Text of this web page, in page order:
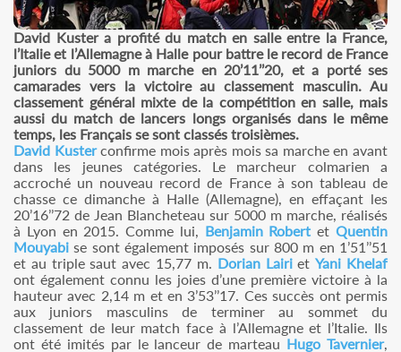
David Kuster a profité du match en salle entre la France,
l’Italie et l’Allemagne à Halle pour battre le record de France
juniors du 5000 m marche en 20’11’’20, et a porté ses
camarades vers la victoire au classement masculin. Au
classement général mixte de la compétition en salle, mais
aussi du match de lancers longs organisés dans le même
temps, les Français se sont classés troisièmes.
David Kusterconfirme mois après mois sa marche en avant
dans les jeunes catégories. Le marcheur colmarien a
accroché un nouveau record de France à son tableau de
chasse ce dimanche à Halle (Allemagne), en effaçant les
20’16’’72 de Jean Blancheteau sur 5000 m marche, réalisés
à Lyon en 2015. Comme lui, Benjamin Robert etQuentin
Mouyabi se sont également imposés sur 800 m en 1’51’’51
et au triple saut avec 15,77 m. Dorian LairietYani Khelaf
ont également connu les joies d’une première victoire à la
hauteur avec 2,14 m et en 3’53’’17. Ces succès ont permis
aux juniors masculins de terminer au sommet du
classement de leur match face à l’Allemagne et l’Italie. Ils
ont été imités par le lanceur de marteau Hugo Tavernier,